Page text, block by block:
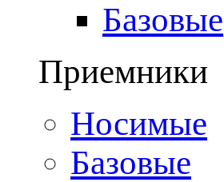
Базовые
Приемники
Носимые
Базовые